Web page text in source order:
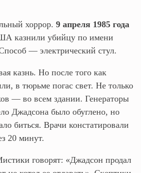
хоррор. 9 апреля 1985 года
казнили убийцу по имени
— электрический стул.
казнь. Но после того как
в тюрьме погас свет. Не только
— во всем здании. Генераторы
Джадсона было обуглено, но
биться. Врачи констатировали
20 минут.
говорят: «Джадсон продал